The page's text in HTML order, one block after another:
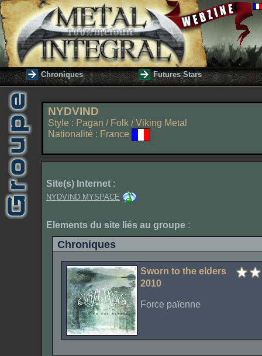
Chroniques Futures Stars
NYDVIND
Style : Pagan / Folk / Viking Metal
Nationalité : France
Site(s) Internet :
NYDVIND MYSPACE
Elements du site liés au groupe :
Chroniques
Sworn to the elders
2010
Force païenne